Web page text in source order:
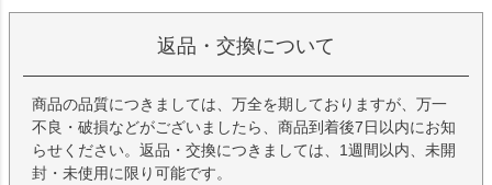
返品・交換について
商品の品質につきましては、万全を期しておりますが、万一
不良・破損などがございましたら、商品到着後7日以内にお知
らせください。返品・交換につきましては、1週間以内、未開
封・未使用に限り可能です。